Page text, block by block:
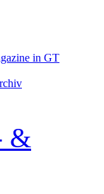
in GT